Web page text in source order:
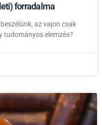
forradalma
az vajon csak
tudományos elemzés?